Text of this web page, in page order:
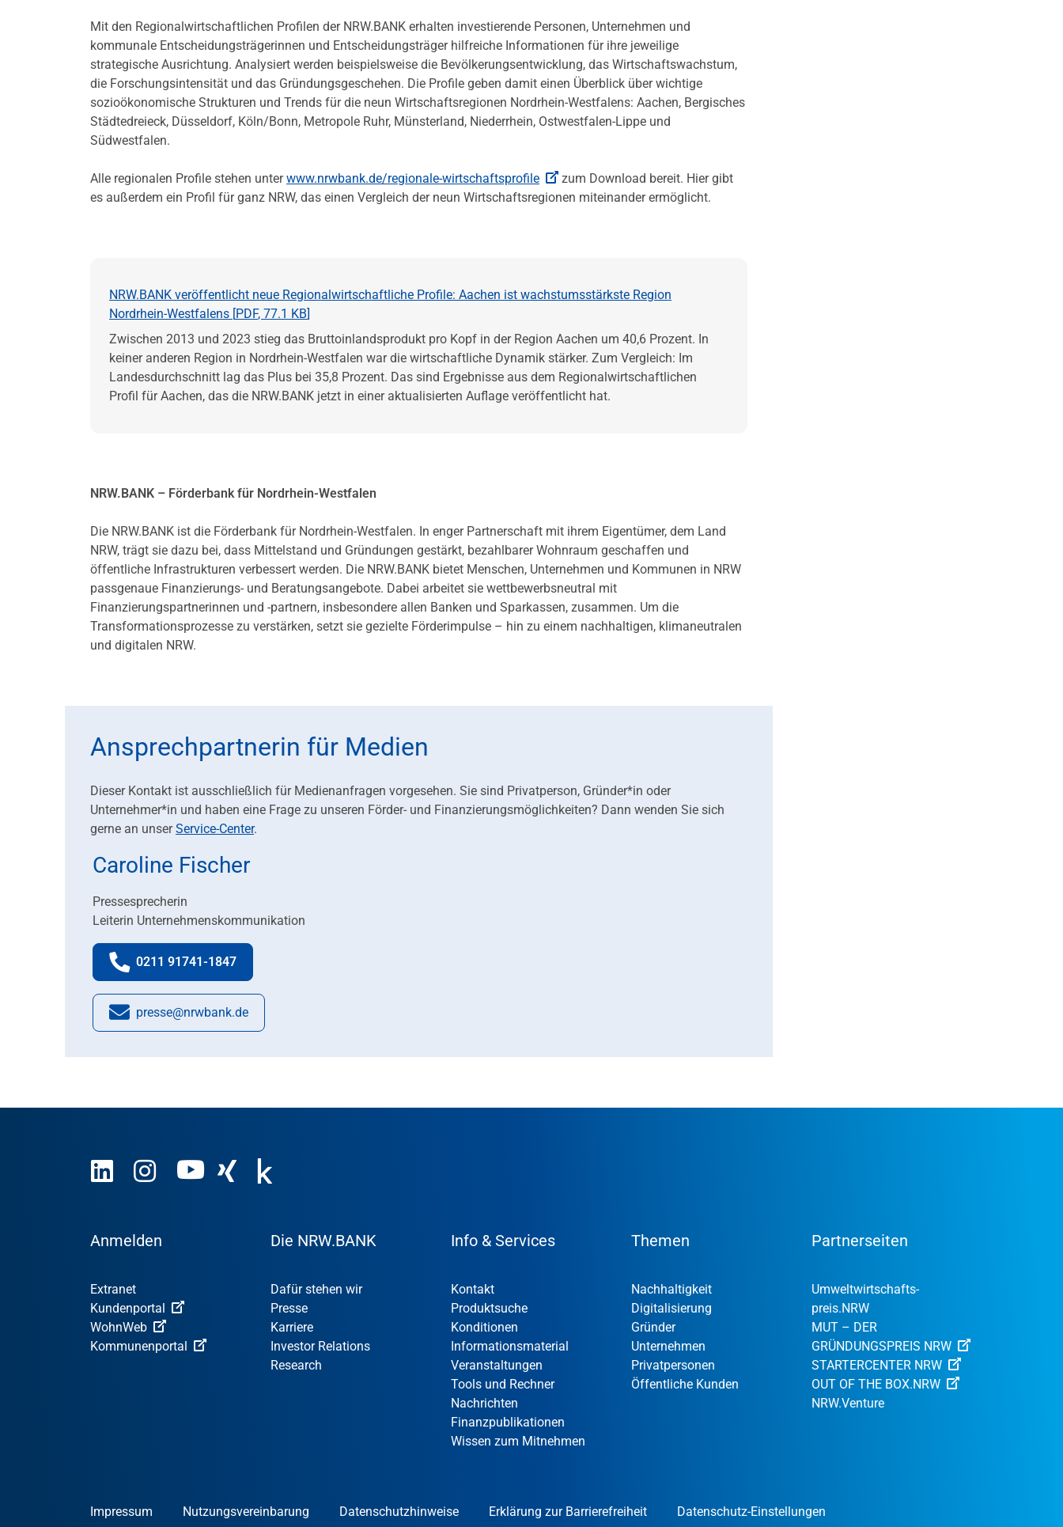
Mit den Regionalwirtschaftlichen Profilen der NRW.BANK erhalten investierende Personen, Unternehmen und
kommunale Entscheidungsträgerinnen und Entscheidungsträger hilfreiche Informationen für ihre jeweilige
strategische Ausrichtung. Analysiert werden beispielsweise die Bevölkerungsentwicklung, das Wirtschaftswachstum,
die Forschungsintensität und das Gründungsgeschehen. Die Profile geben damit einen Überblick über wichtige
sozioökonomische Strukturen und Trends für die neun Wirtschaftsregionen Nordrhein-Westfalens: Aachen, Bergisches
Städtedreieck, Düsseldorf, Köln/Bonn, Metropole Ruhr, Münsterland, Niederrhein, Ostwestfalen-Lippe und
Südwestfalen.
Alle regionalen Profile stehen unterwww.nrwbank.de/regionale-wirtschaftsprofile
zum Download bereit. Hier gibt
es außerdem ein Profil für ganz NRW, das einen Vergleich der neun Wirtschaftsregionen miteinander ermöglicht.
NRW.BANK veröffentlicht neue Regionalwirtschaftliche Profile: Aachen ist wachstumsstärkste Region
Nordrhein-Westfalens [PDF, 77.1 KB]
Zwischen 2013 und 2023 stieg das Bruttoinlandsprodukt pro Kopf in der Region Aachen um 40,6 Prozent. In
keiner anderen Region in Nordrhein-Westfalen war die wirtschaftliche Dynamik stärker. Zum Vergleich: Im
Landesdurchschnitt lag das Plus bei 35,8 Prozent. Das sind Ergebnisse aus dem Regionalwirtschaftlichen
Profil für Aachen, das die NRW.BANK jetzt in einer aktualisierten Auflage veröffentlicht hat.
NRW.BANK – Förderbank für Nordrhein-Westfalen
Die NRW.BANK ist die Förderbank für Nordrhein-Westfalen. In enger Partnerschaft mit ihrem Eigentümer, dem Land
NRW, trägt sie dazu bei, dass Mittelstand und Gründungen gestärkt, bezahlbarer Wohnraum geschaffen und
öffentliche Infrastrukturen verbessert werden. Die NRW.BANK bietet Menschen, Unternehmen und Kommunen in NRW
passgenaue Finanzierungs- und Beratungsangebote. Dabei arbeitet sie wettbewerbsneutral mit
Finanzierungspartnerinnen und -partnern, insbesondere allen Banken und Sparkassen, zusammen. Um die
Transformationsprozesse zu verstärken, setzt sie gezielte Förderimpulse – hin zu einem nachhaltigen, klimaneutralen
und digitalen NRW.
Ansprechpartnerin für Medien
Dieser Kontakt ist ausschließlich für Medienanfragen vorgesehen. Sie sind Privatperson, Gründer*in oder
Unternehmer*in und haben eine Frage zu unseren Förder- und Finanzierungsmöglichkeiten? Dann wenden Sie sich
gerne an unserService-Center.
Caroline Fischer
Pressesprecherin
Leiterin Unternehmenskommunikation
Telefonnummer:
0211 91741-1847
E-Mail:
presse@nrwbank.de
Anmelden
Extranet
Kundenportal
WohnWeb
Kommunenportal
Die NRW.BANK
Dafür stehen wir
Presse
Karriere
Investor Relations
Research
Info & Services
Kontakt
Produktsuche
Konditionen
Informationsmaterial
Veranstaltungen
Tools und Rechner
Nachrichten
Finanzpublikationen
Wissen zum Mitnehmen
Themen
Nachhaltigkeit
Digitalisierung
Gründer
Unternehmen
Privatpersonen
Öffentliche Kunden
Partnerseiten
Umweltwirtschafts­
preis.NRW
MUT – DER
GRÜNDUNGSPREIS NRW
STARTERCENTER NRW
OUT OF THE BOX.NRW
NRW.Venture
Impressum Nutzungsvereinbarung Datenschutzhinweise Erklärung zur Barrierefreiheit Datenschutz-Einstellungen